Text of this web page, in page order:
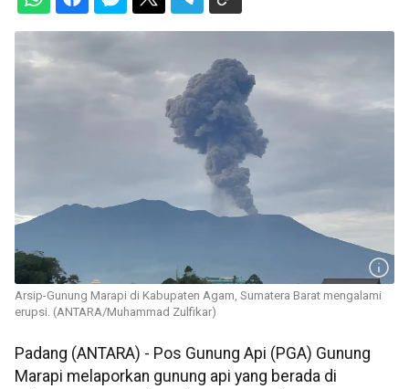
Arsip-Gunung Marapi di Kabupaten Agam, Sumatera Barat mengalami
erupsi. (ANTARA/Muhammad Zulfikar)
Padang (ANTARA) - Pos Gunung Api (PGA) Gunung
Marapi melaporkan gunung api yang berada di